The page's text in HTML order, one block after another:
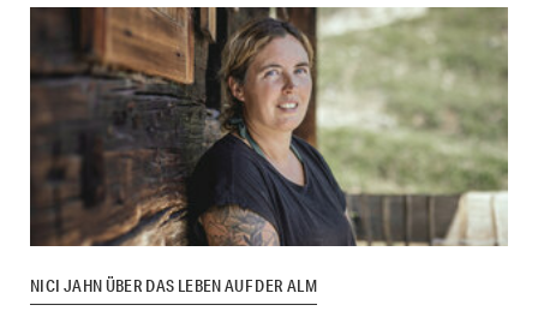
NICI JAHN ÜBER DAS LEBEN AUF DER ALM